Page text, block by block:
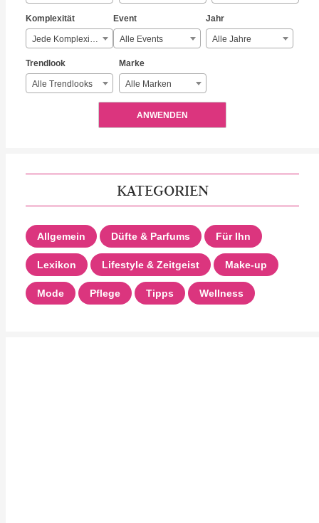
Komplexität
Jede Komplexität
Event
Alle Events
Jahr
Alle Jahre
Trendlook
Alle Trendlooks
Marke
Alle Marken
ANWENDEN
KATEGORIEN
Allgemein Düfte & Parfums Für Ihn
Lexikon Lifestyle & Zeitgeist Make-up
Mode Pflege Tipps Wellness